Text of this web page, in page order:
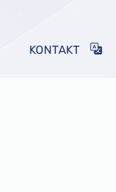
KONTAKT